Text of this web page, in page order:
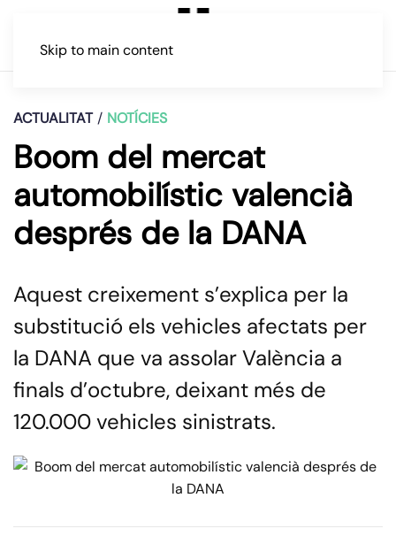
Skip to main content
ACTUALITAT NOTÍCIES
Boom del mercat
automobilístic valencià
després de la DANA
Aquest creixement s’explica per la
substitució els vehicles afectats per
la DANA que va assolar València a
finals d’octubre, deixant més de
120.000 vehicles sinistrats.